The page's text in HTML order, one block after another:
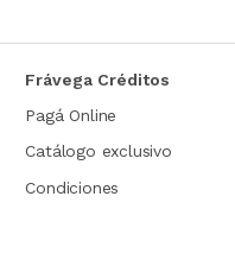
Frávega Créditos
Pagá Online
Catálogo exclusivo
Condiciones